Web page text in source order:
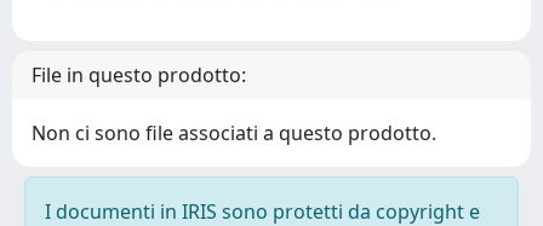
File in questo prodotto:
Non ci sono file associati a questo prodotto.
I documenti in IRIS sono protetti da copyright e